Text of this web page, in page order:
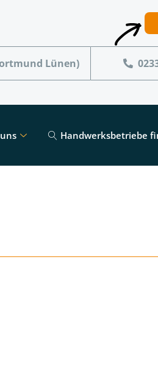
Lünen)
Handwerksbetriebe